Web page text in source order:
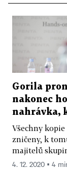
Gorila
nakonec
nahrávka,
Všechny
zničeny, k
majitelů
4. 12. 2020 ▪ 4